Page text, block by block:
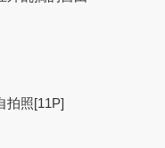
拍照[11P]